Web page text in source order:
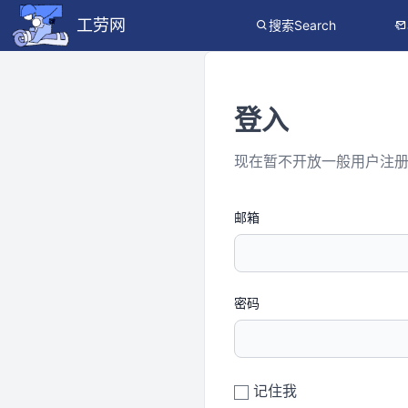
工劳网 搜索Search
登入
现在暂不开放一般用户注册
邮箱
密码
记住我